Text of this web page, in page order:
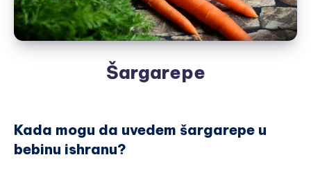
Šargarepe
Kada mogu da uvedem šargarepe u
bebinu ishranu?